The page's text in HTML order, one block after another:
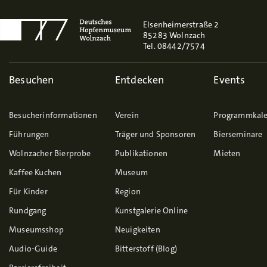
Elsenheimerstraße 2
85283 Wolnzach
Tel. 08442/7574
Besuchen
Besucherinformationen
Führungen
Wolnzacher Bierprobe
Kaffee Kuchen
Für Kinder
Rundgang
Museumsshop
Audio-Guide
Entdecken
Verein
Träger und Sponsoren
Publikationen
Museum
Region
Kunstgalerie Online
Neuigkeiten
Bitterstoff (Blog)
Events
Bierseminare
Mieten